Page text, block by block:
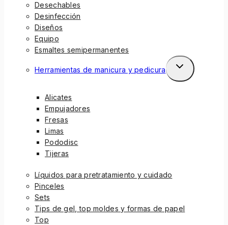
Desechables
Desinfección
Diseños
Equipo
Esmaltes semipermanentes
Herramientas de manicura y pedicura
Alicates
Empujadores
Fresas
Limas
Pododisc
Tijeras
Líquidos para pretratamiento y cuidado
Pinceles
Sets
Tips de gel, top moldes y formas de papel
Top